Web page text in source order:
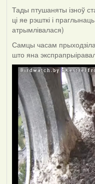
Тады птушаняты ізноў
ці яе рэшткі і
атрымлівалася)
Самцы часам
што яна